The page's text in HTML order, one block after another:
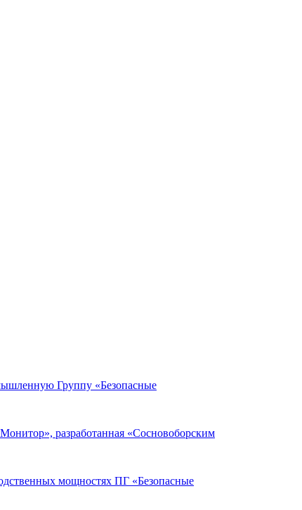
Группу «Безопасные
разработанная «Сосновоборским
мощностях ПГ «Безопасные